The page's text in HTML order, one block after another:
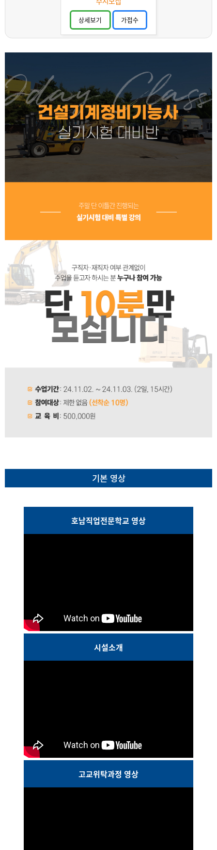
상세보기 가접수
기본 영상
호남직업전문학교 영상
시설소개
고교위탁과정 영상